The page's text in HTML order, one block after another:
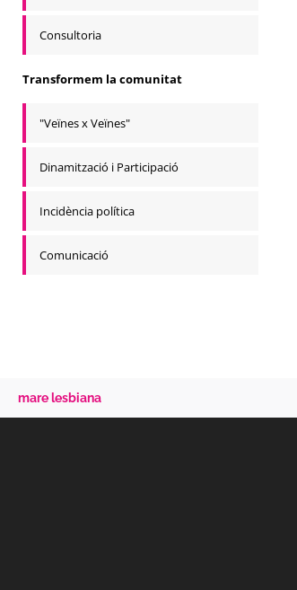
Consultoria
Transformem la comunitat
"Veïnes x Veïnes"
Dinamització i Participació
Incidència política
Comunicació
mare lesbiana